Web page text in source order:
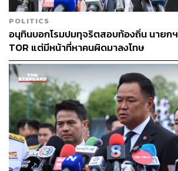
“โพลในครั้งนี้มีผู้ตอบจำนวนมากและผ่าน
แท้จริง คือกระจกสะท้อนหัวใจประชาชนที่
รัฐบาลตั้งแต่ยังไม่ครบปีแรก และพร้อมส
ธงนำประเทศ ดำเนินนโยบายต่อไปให้สำ
เมืองที่ 1 ในใจคนไทยในขณะนี้” ลิณธิภร
TAGS: นายกรัฐมนตรี พรรคเพื่อไทย โพล
การเมืองไทย
ทิม-พิธา ลิ้มเจริญรัตน์
LINE TODAY POLL
คะแนนนิยมทา
POLITICS
อนุทินบอกโรมปมทุจริตสอบท้องถิ่น นายก
TOR แต่มีหน้าที่หาคนผิดมาลงโทษ